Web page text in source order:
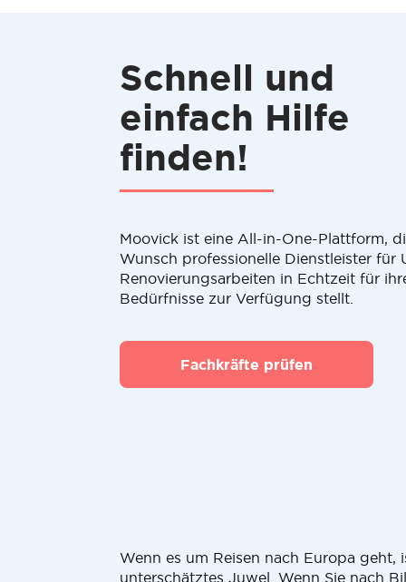
Schnell und
einfach Hilfe
finden!
Moovick ist eine All-in-One-Plattform,
Wunsch professionelle Dienstleister für
Renovierungsarbeiten in Echtzeit für
Bedürfnisse zur Verfügung stellt.
Fachkräfte prüfen
Wenn es um Reisen nach Europa geht,
unterschätztes Juwel. Wenn Sie nach